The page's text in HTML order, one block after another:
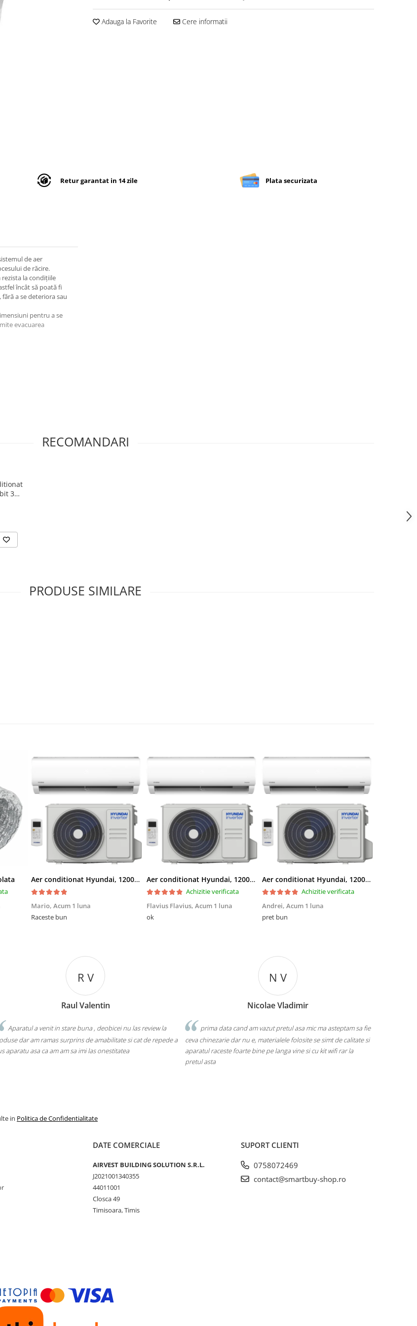
Adauga la Favorite Cere informatii
Retur garantat in 14 zile Plata securizata
de aer
de răcire.
la condițiile
încât să poată fi
a se deteriora sau
pentru a se
evacuarea
RECOMANDARI
35
15
PRODUSE SIMILARE
Aer conditionat Hyundai, 12000 BTU, Clasa A++/A+, Inverter, kit Wi-Fi inclus
Mario, Acum 1 luna
Raceste bun
Aer conditionat Hyundai, 12000 BTU, Clasa A++/A+, Inverter, kit Wi-Fi inclus
Achizitie verificata
Flavius Flavius, Acum 1 luna
ok
Aer conditionat Hyundai, 12000 BTU, Clasa A++/A+, Inverter, kit Wi-Fi inclus
Achizitie verificata
Andrei, Acum 1 luna
pret bun
R V
Raul Valentin
a venit in stare buna , deobicei nu las review la
dar am ramas surprins de amabilitate si cat de repede a
asa ca am am sa imi las onestitatea
N V
Nicolae Vladimir
prima data cand am vazut pretul asa mic ma asteptam sa fie
ceva chinezarie dar nu e, materialele folosite se simt de calitate si
aparatul raceste foarte bine pe langa vine si cu kit wifi rar la
pretul asta
urmeze, pret mic,
in Politica de Confidentialitate
DATE COMERCIALE
AIRVEST BUILDING SOLUTION S.R.L.
J2021001340355
44011001
Closca 49
Timisoara, Timis
SUPORT CLIENTI
0758072469
contact@smartbuy-shop.ro